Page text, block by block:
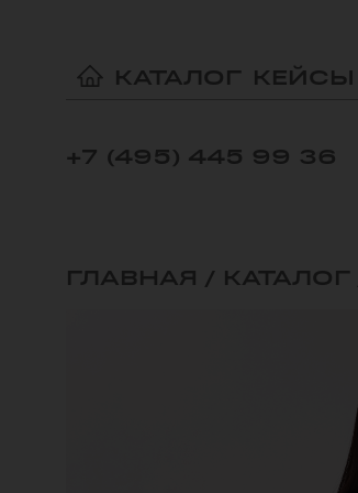
КАТАЛОГ КЕЙСЫ
+7 (495) 445 99 36
ГЛАВНАЯ / КАТАЛОГ